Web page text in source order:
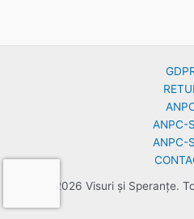
ANPC-
ANPC-
© 2026 Visuri și Speranțe.